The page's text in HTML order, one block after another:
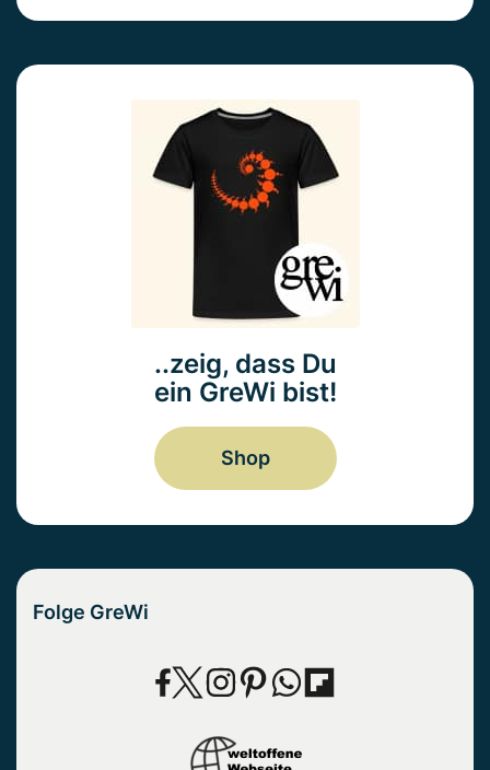
..zeig, dass Du
ein GreWi bist!
Shop
Folge GreWi